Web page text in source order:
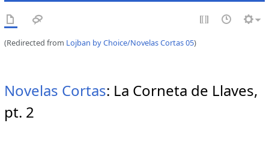
(Redirected from Lojban by Choice/Novelas Cortas 05)
Novelas Cortas: La Corneta de Llaves,
pt. 2